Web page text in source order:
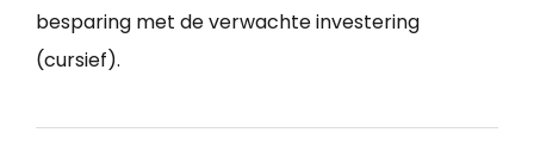
besparing met de verwachte investering
(cursief).